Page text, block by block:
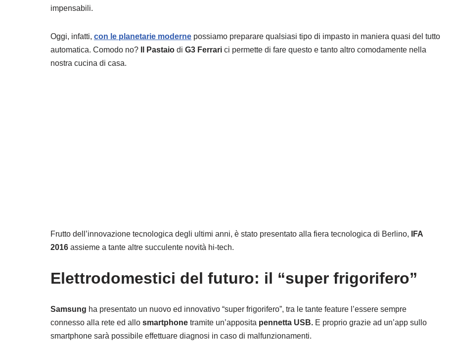
impensabili.
Oggi, infatti, con le planetarie moderne possiamo preparare qualsiasi tipo di impasto in maniera quasi del tutto
automatica. Comodo no?
Il Pastaio di G3 Ferrari ci permette di fare questo e tanto altro comodamente nella
nostra cucina di casa.
Frutto dell’innovazione tecnologica degli ultimi anni, è stato presentato alla fiera tecnologica di Berlino,
IFA
2016 assieme a tante altre succulente novità hi-tech.
Elettrodomestici del futuro: il “super frigorifero”
Samsung ha presentato un nuovo ed innovativo “super frigorifero”, tra le tante feature l’essere sempre
connesso alla rete ed allo smartphone tramite un’apposita pennetta USB. E proprio grazie ad un’app sullo
smartphone sarà possibile effettuare diagnosi in caso di malfunzionamenti.